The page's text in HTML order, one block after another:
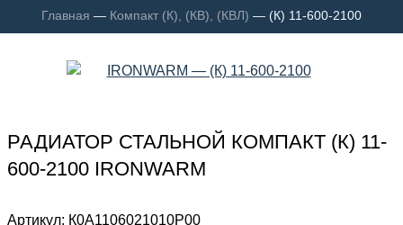
Главная — Компакт (К), (КВ), (КВЛ) — (К) 11-600-2100
РАДИАТОР СТАЛЬНОЙ КОМПАКТ (К) 11-
600-2100 IRONWARM
Артикул: К0А1106021010P00